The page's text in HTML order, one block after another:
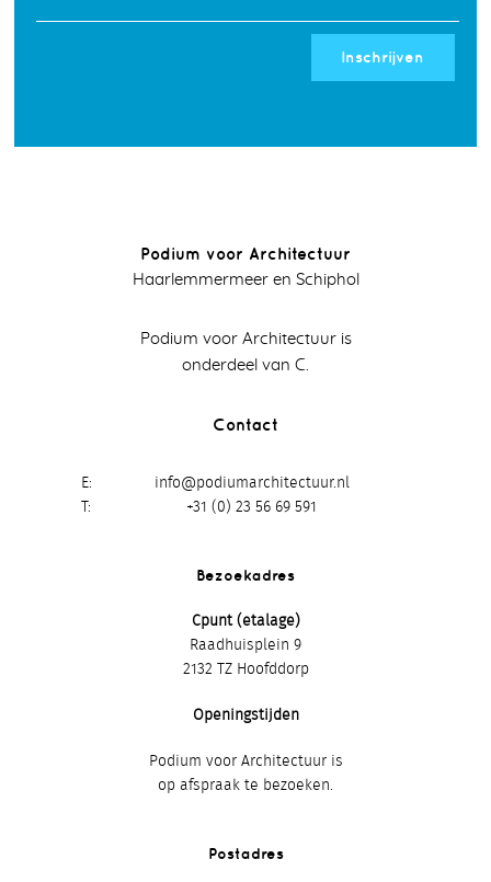
Inschrijven
Podium voor Architectuur
Haarlemmermeer en Schiphol
Podium voor Architectuur is
onderdeel van C.
Contact
E
info@podiumarchitectuur.nl
+31 (0) 23 56 69 591
Bezoekadres
Cpunt (etalage)
Raadhuisplein 9
2132 TZ Hoofddorp
Openingstijden
Podium voor Architectuur is
op afspraak te bezoeken.
Postadres